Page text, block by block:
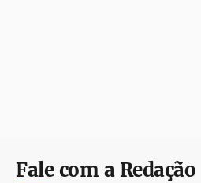
Fale com a Redação